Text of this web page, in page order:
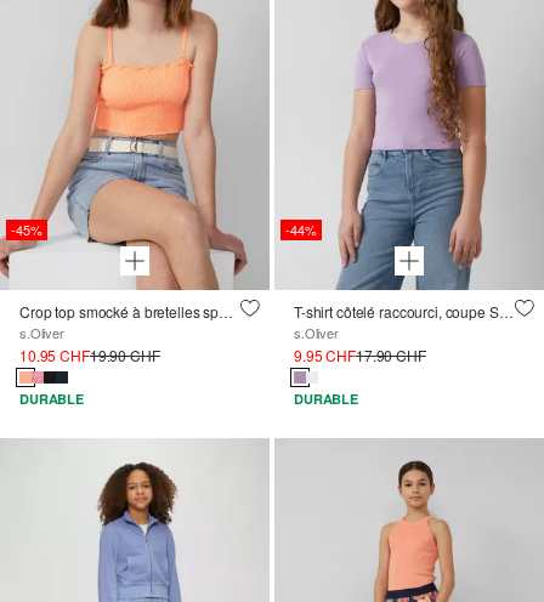
-45%
Crop top smocké à bretelles spaghetti amovibles
s.Oliver
10.95 CHF19.90 CHF
DURABLE
-44%
T-shirt côtelé raccourci, coupe Slim Fit
s.Oliver
9.95 CHF17.90 CHF
DURABLE